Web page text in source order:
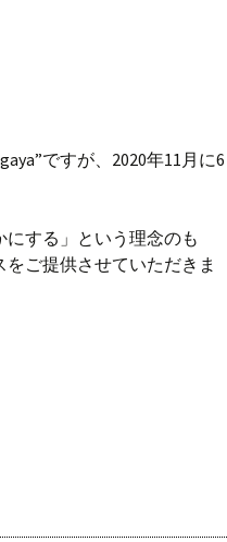
ですが、2020年11月に6
する」という理念のも
ご提供させていただきま